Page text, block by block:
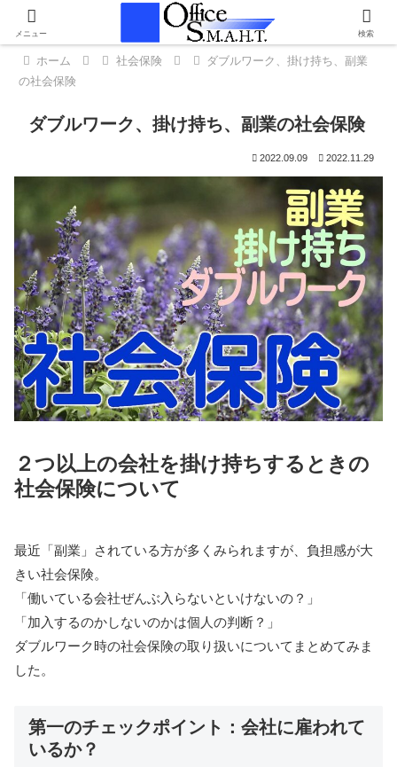
ホーム 社会保険
ダブルワーク、掛け持ち、副業
の社会保険
ダブルワーク、掛け持ち、副業の社会保険
2022.09.09 2022.11.29
２つ以上の会社を掛け持ちするときの
社会保険について
最近「副業」されている方が多くみられますが、負担感が大
きい社会保険。
「働いている会社ぜんぶ入らないといけないの？」
「加入するのかしないのかは個人の判断？」
ダブルワーク時の社会保険の取り扱いについてまとめてみま
した。
第一のチェックポイント：会社に雇われて
いるか？
メニュー 検索